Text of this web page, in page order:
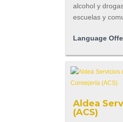
alcohol y
escuelas y
Language
Aldea
(ACS)